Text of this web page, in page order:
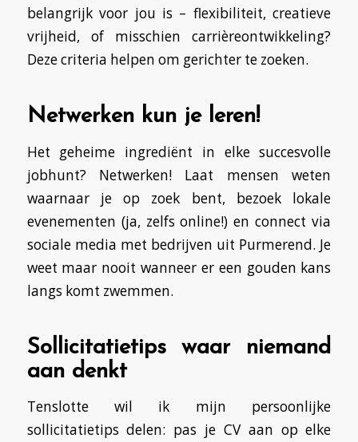
belangrijk voor jou is – flexibiliteit, creatieve
vrijheid, of misschien carrièreontwikkeling?
Deze criteria helpen om gerichter te zoeken.
Netwerken kun je leren!
Het geheime ingrediënt in elke succesvolle
jobhunt? Netwerken! Laat mensen weten
waarnaar je op zoek bent, bezoek lokale
evenementen (ja, zelfs online!) en connect via
sociale media met bedrijven uit Purmerend. Je
weet maar nooit wanneer er een gouden kans
langs komt zwemmen.
Sollicitatietips waar niemand
aan denkt
Tenslotte wil ik mijn persoonlijke
sollicitatietips delen: pas je CV aan op elke